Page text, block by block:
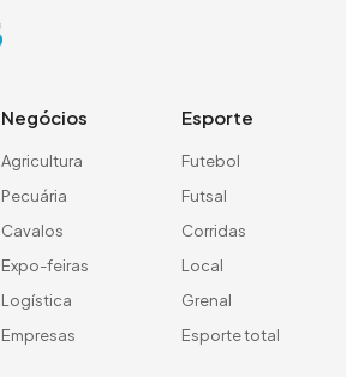
Negócios
Agricultura
Pecuária
Cavalos
Expo-feiras
Logística
Empresas
Esporte
Futebol
Futsal
Corridas
Local
Grenal
Esporte total